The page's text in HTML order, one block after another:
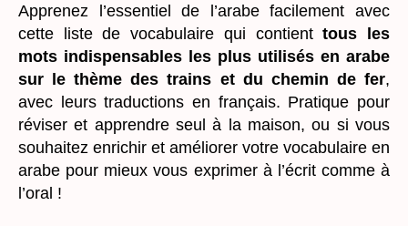
Apprenez l’essentiel de l’arabe facilement avec
cette liste de vocabulaire qui contienttous les
mots indispensables les plus utilisés en arabe
sur le thème des trains et du chemin de fer,
avec leurs traductions en français. Pratique pour
réviser et apprendre seul à la maison, ou si vous
souhaitez enrichir et améliorer votre vocabulaire en
arabe pour mieux vous exprimer à l’écrit comme à
l’oral !